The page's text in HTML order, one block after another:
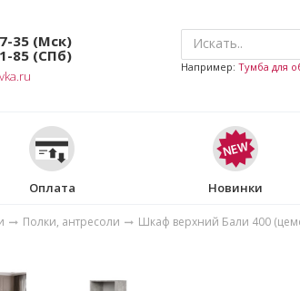
35 (Мск)
85 (СПб)
Например: Тумба для
Оплата Новинки
Полки, антресоли Шкаф верхний Бали 400